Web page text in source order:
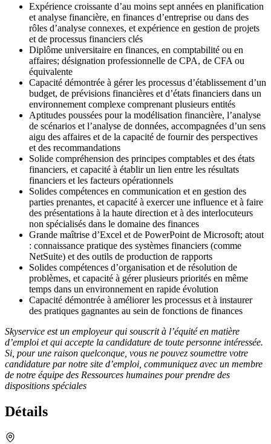
Expérience croissante d’au moins sept années en planification
et analyse financière, en finances d’entreprise ou dans des
rôles d’analyse connexes, et expérience en gestion de projets
et de processus financiers clés
Diplôme universitaire en finances, en comptabilité ou en
affaires; désignation professionnelle de CPA, de CFA ou
équivalente
Capacité démontrée à gérer les processus d’établissement d’un
budget, de prévisions financières et d’états financiers dans un
environnement complexe comprenant plusieurs entités
Aptitudes poussées pour la modélisation financière, l’analyse
de scénarios et l’analyse de données, accompagnées d’un sens
aigu des affaires et de la capacité de fournir des perspectives
et des recommandations
Solide compréhension des principes comptables et des états
financiers, et capacité à établir un lien entre les résultats
financiers et les facteurs opérationnels
Solides compétences en communication et en gestion des
parties prenantes, et capacité à exercer une influence et à faire
des présentations à la haute direction et à des interlocuteurs
non spécialisés dans le domaine des finances
Grande maîtrise d’Excel et de PowerPoint de Microsoft; atout
: connaissance pratique des systèmes financiers (comme
NetSuite) et des outils de production de rapports
Solides compétences d’organisation et de résolution de
problèmes, et capacité à gérer plusieurs priorités en même
temps dans un environnement en rapide évolution
Capacité démontrée à améliorer les processus et à instaurer
des pratiques gagnantes au sein de fonctions de finances
Skyservice est un employeur qui souscrit à l’équité en matière
d’emploi et qui accepte la candidature de toute personne intéressée.
Si, pour une raison quelconque, vous ne pouvez soumettre votre
candidature par notre site d’emploi, communiquez avec un membre
de notre équipe des Ressources humaines pour prendre des
dispositions spéciales
Détails